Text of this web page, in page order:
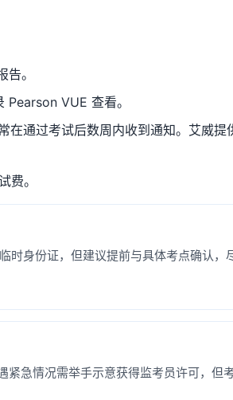
。
VUE 查看。
通过考试后数周内收到通知。艾威提
费。
身份证，但建议提前与具体考点确认，
急情况需举手示意获得监考员许可，但